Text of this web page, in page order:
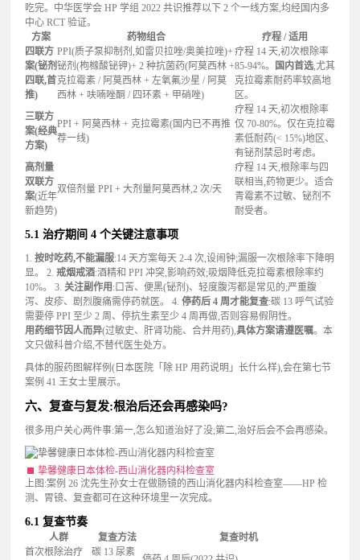
吃完。中华医学会 HP 学组 2022 共识推荐以下 2 个一线方案,均经国内多
中心 RCT 验证。
方案
药物组合
疗程 / 适用
四联方
案(铋剂
四联,首
推)
PPI(质子泵抑制剂,如雷贝拉唑/奥美拉唑)+
铋剂(枸橼酸铋钾)+ 2 种抗菌药(阿莫西林 +
克拉霉素 / 阿莫西林 + 左氧氟沙星 / 阿莫
西林 + 呋喃唑酮 / 四环素 + 甲硝唑)
疗程 14 天,初次根除率
85-94%。
国内首选,尤其
克拉霉素耐药率较高地
区。
三联方
案(经典
方案)
PPI + 阿莫西林 + 克拉霉素(国内已不再推
荐一线)
疗程 14 天,初次根除率
仅 70-80%。仅在克拉霉
素低耐药(< 15%)地区、
有铋剂禁忌时考虑。
高剂量
双联方
案(近年
新趋势)
双倍剂量 PPI + 大剂量阿莫西林,2 次/天
疗程 14 天,根除率与四
联相当,药物更少。适合
青霉素不过敏、铋剂不
耐受者。
5.1 治疗期间 4 个关键注意事项
1. 按时吃药,不能漏服:14 天方案每天 2-4 次,设闹钟;漏服一次根除率下降明
显。 2. 戒烟戒酒:酒精和 PPI 冲突,影响药效;吸烟降低克拉霉素根除率约
10%。 3. 关注副作用 :口苦、便黑(铋剂)、轻度腹泻都是常见的;严重腹
泻、皮疹、剧烈腹痛需停药就医。 4. 停药后 4 周才能复查:碳 13 呼气试验
需要停 PPI 至少 2 周、停抗生素至少 4 周再做,否则容易假阴性。
用药细节因人而异(过敏史、肝肾功能、合并用药),具体方案请遵医嘱。本
文只做科普介绍,不替代医生处方。
具体的服药图解样例(日本医院「除 HP 用药说明」长什么样),会在第七节
案例 41 王女士里展示。
六、复查与复发:根治后还会再感染吗?
很多用户关心两件事:第一,怎么知道治好了没;第二,治好后会不会再感染。
挚馨健康日本体检-西山消化器内科检查室
上图:案例 26 沈先生孙女士在做肠镜的西山消化器内科检查室——HP 检
测、胃镜、复查都可在这种环境里一次完成。
6.1 复查节奏
人群 复查方法
复查时机
首次根除治疗
碳 13 尿素